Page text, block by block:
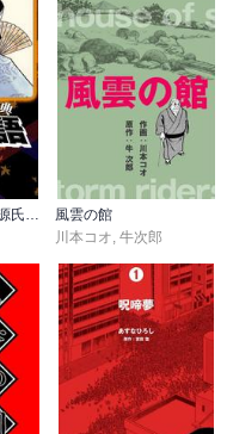
マンガ日本の古典 源氏物語
風雲の館
川本コオ, 牛次郎